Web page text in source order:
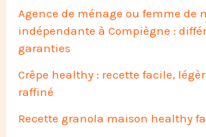
Agence de ménage ou femme de
indépendante à Compiègne :
garanties
Crêpe healthy : recette facile,
raffiné
Recette granola maison healthy